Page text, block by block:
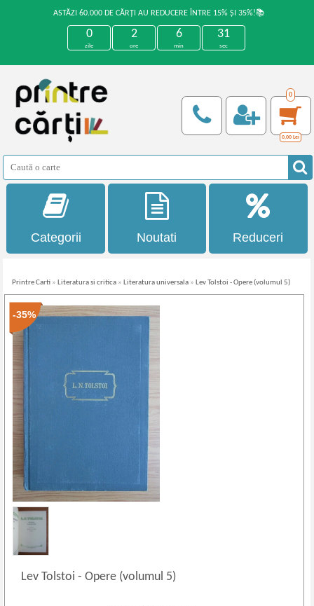
ASTĂZI 60.000 DE CĂRȚI AU REDUCERE ÎNTRE 15% ȘI 35%!📚
0
zile
2
ore
6
min
31
sec
0
0,00 Lei
Categorii Noutati Reduceri
Printre Carti » Literatura si critica » Literatura universala » Lev Tolstoi - Opere (volumul 5)
-35%
Lev Tolstoi- Opere (volumul 5)